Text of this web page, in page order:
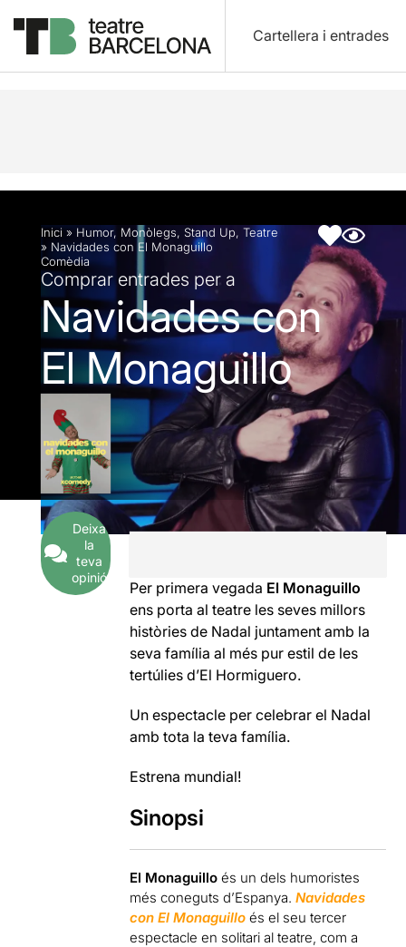
Cartellera i entrades
Descripció Fitxa artística
Inici » Humor, Monòlegs, Stand Up, Teatre
» Navidades con El Monaguillo
Comèdia
Comprar entrades per a
Navidades con
El Monaguillo
Deixa
la
teva
opinió
Per primera vegada El Monaguillo
ens porta al teatre les seves millors
històries de Nadal juntament amb la
seva família al més pur estil de les
tertúlies d’El Hormiguero.
Un espectacle per celebrar el Nadal
amb tota la teva família.
Estrena mundial!
Sinopsi
El Monaguillo és un dels humoristes
més coneguts d’Espanya.Navidades
con El Monaguillo és el seu tercer
espectacle en solitari al teatre, com a